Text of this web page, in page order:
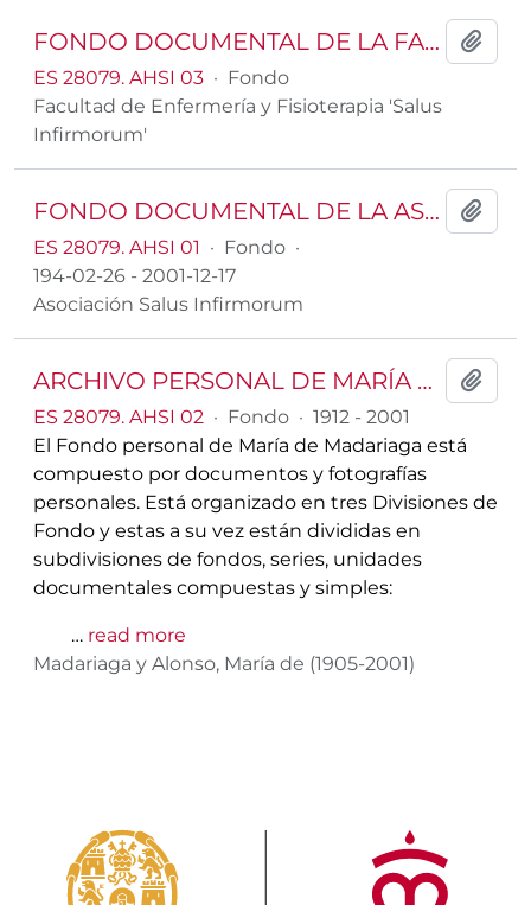
FONDO DOCUMENTAL DE LA FACULTAD DE ENFERMERÍA Y FISIOTERAPIA SALUS INFIRMORUM
ES 28079. AHSI 03 · Fondo
Facultad de Enfermería y Fisioterapia 'Salus
Infirmorum'
FONDO DOCUMENTAL DE LA ASOCIACIÓN SALUS INFIRMORUM
ES 28079. AHSI 01 · Fondo ·
194-02-26 - 2001-12-17
Asociación Salus Infirmorum
ARCHIVO PERSONAL DE MARÍA DE MADARIAGA Y ALONSO
ES 28079. AHSI 02 · Fondo · 1912 - 2001
El Fondo personal de María de Madariaga está
compuesto por documentos y fotografías
personales. Está organizado en tres Divisiones de
Fondo y estas a su vez están divididas en
subdivisiones de fondos, series, unidades
documentales compuestas y simples:
… read more
Madariaga y Alonso, María de (1905-2001)